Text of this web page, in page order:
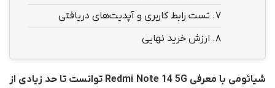
7. تست رابط کاربری و آپدیت‌های دریافتی
8. ارزش خرید نهایی
شیائومی با معرفی Redmi Note 14 5G توانست تا حد زیادی از